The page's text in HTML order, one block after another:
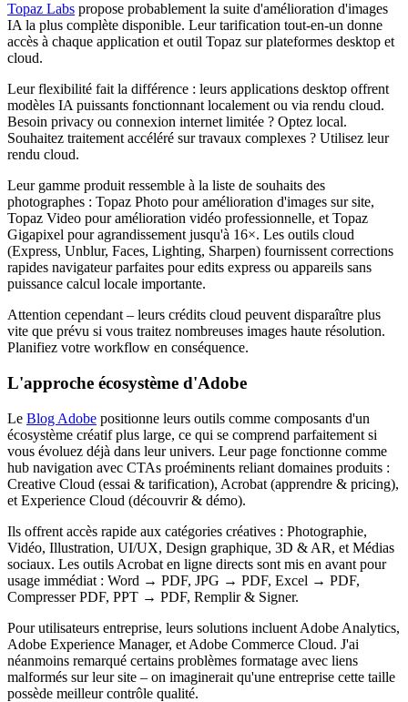
Topaz Labs propose probablement la suite d'amélioration d'images
IA la plus complète disponible. Leur tarification tout-en-un donne
accès à chaque application et outil Topaz sur plateformes desktop et
cloud.
Leur flexibilité fait la différence : leurs applications desktop offrent
modèles IA puissants fonctionnant localement ou via rendu cloud.
Besoin privacy ou connexion internet limitée ? Optez local.
Souhaitez traitement accéléré sur travaux complexes ? Utilisez leur
rendu cloud.
Leur gamme produit ressemble à la liste de souhaits des
photographes : Topaz Photo pour amélioration d'images sur site,
Topaz Video pour amélioration vidéo professionnelle, et Topaz
Gigapixel pour agrandissement jusqu'à 16×. Les outils cloud
(Express, Unblur, Faces, Lighting, Sharpen) fournissent corrections
rapides navigateur parfaites pour edits express ou appareils sans
puissance calcul locale importante.
Attention cependant – leurs crédits cloud peuvent disparaître plus
vite que prévu si vous traitez nombreuses images haute résolution.
Planifiez votre workflow en conséquence.
L'approche écosystème d'Adobe
Le Blog Adobe positionne leurs outils comme composants d'un
écosystème créatif plus large, ce qui se comprend parfaitement si
vous évoluez déjà dans leur univers. Leur page fonctionne comme
hub navigation avec CTAs proéminents reliant domaines produits :
Creative Cloud (essai & tarification), Acrobat (apprendre & pricing),
et Experience Cloud (découvrir & démo).
Ils offrent accès rapide aux catégories créatives : Photographie,
Vidéo, Illustration, UI/UX, Design graphique, 3D & AR, et Médias
sociaux. Les outils Acrobat en ligne directs sont mis en avant pour
usage immédiat : Word → PDF, JPG → PDF, Excel → PDF,
Compresser PDF, PPT → PDF, Remplir & Signer.
Pour utilisateurs entreprise, leurs solutions incluent Adobe Analytics,
Adobe Experience Manager, et Adobe Commerce Cloud. J'ai
néanmoins remarqué certains problèmes formatage avec liens
malformés sur leur site – on imaginerait qu'une entreprise cette taille
possède meilleur contrôle qualité.